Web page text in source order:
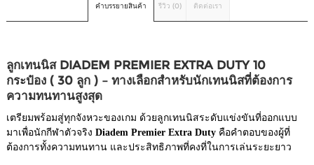
คำบรรยายสินค้า รีวิว (0) ติดต่อเรา
ลูกเทนนิส DIADEM PREMIER EXTRA DUTY 10
กระป๋อง ( 30 ลูก ) – ทางเลือกสำหรับนักเทนนิสที่ต้องการ
ความทนทานสูงสุด
เตรียมพร้อมสู่ทุกจังหวะของเกม ด้วยลูกเทนนิสระดับแข่งขันที่ออกแบบ
มาเพื่อนักกีฬาตัวจริง Diadem Premier Extra Duty คือคำตอบของผู้ที่
ต้องการทั้งความทนทาน และประสิทธิภาพที่คงที่ในการเล่นระยะยาว